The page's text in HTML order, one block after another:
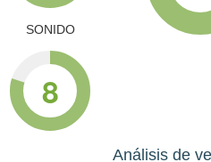
SONIDO
8
Análisis de